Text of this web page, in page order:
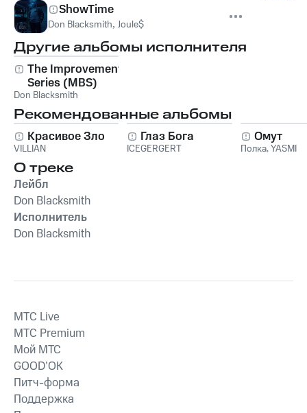
ShowTime
Don Blacksmith, Joule$
Другие альбомы исполнителя
The Improvement
Series (MBS)
Don Blacksmith
Рекомендованные альбомы
Красивое Зло
VILLIAN
Глаз Бога
ICEGERGERT
Омут
Полка,YASMI
О треке
Лейбл
Don Blacksmith
Исполнитель
Don Blacksmith
MTС Live
MTС Premium
Мой МТС
GOOD’OK
Питч-форма
Поддержка